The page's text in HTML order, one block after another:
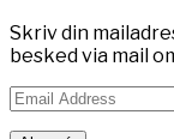
Skriv din
besked via mail
Email